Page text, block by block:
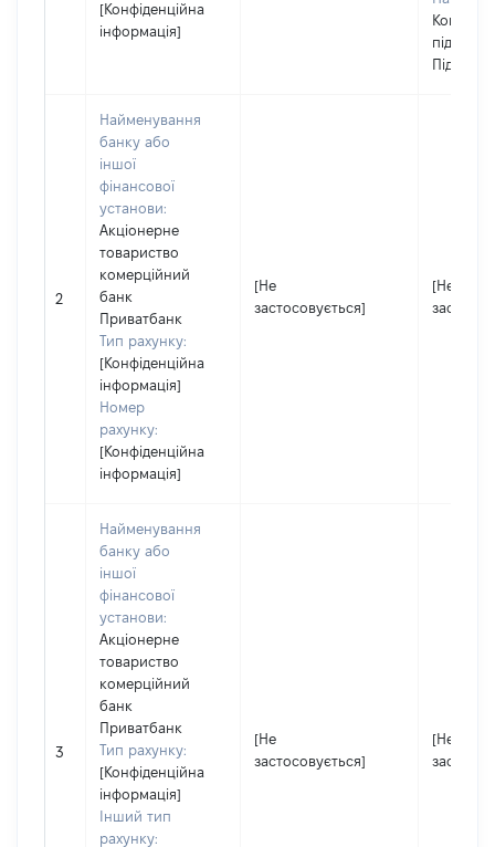
[Конфіденційна
інформація]
2
Найменування
банку або
іншої
фінансової
установи:
Акціонерне
товариство
комерційний
банк
Приватбанк
Тип рахунку:
[Конфіденційна
інформація]
Номер
рахунку:
[Конфіденційна
інформація]
[Не
застосовується]
[Не
3
Найменування
банку або
іншої
фінансової
установи:
Акціонерне
товариство
комерційний
банк
Приватбанк
Тип рахунку:
[Конфіденційна
інформація]
Інший тип
рахунку:
[Не
застосовується]
[Не